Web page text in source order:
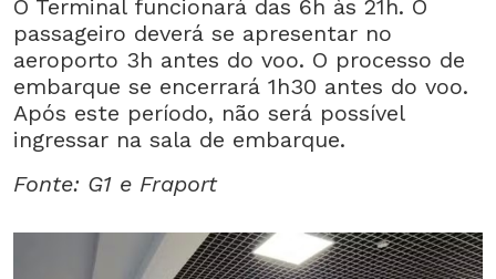
O Terminal funcionará das 6h às 21h. O
passageiro deverá se apresentar no
aeroporto 3h antes do voo. O processo de
embarque se encerrará 1h30 antes do voo.
Após este período, não será possível
ingressar na sala de embarque.
Fonte: G1 e Fraport